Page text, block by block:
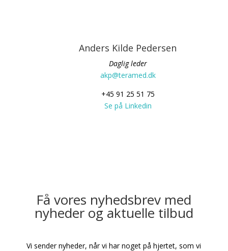
Anders Kilde Pedersen
Daglig leder
akp@teramed.dk
+45 91 25 51 75
Se på Linkedin
Få vores nyhedsbrev med
nyheder og aktuelle tilbud
Vi sender nyheder, når vi har noget på hjertet, som vi